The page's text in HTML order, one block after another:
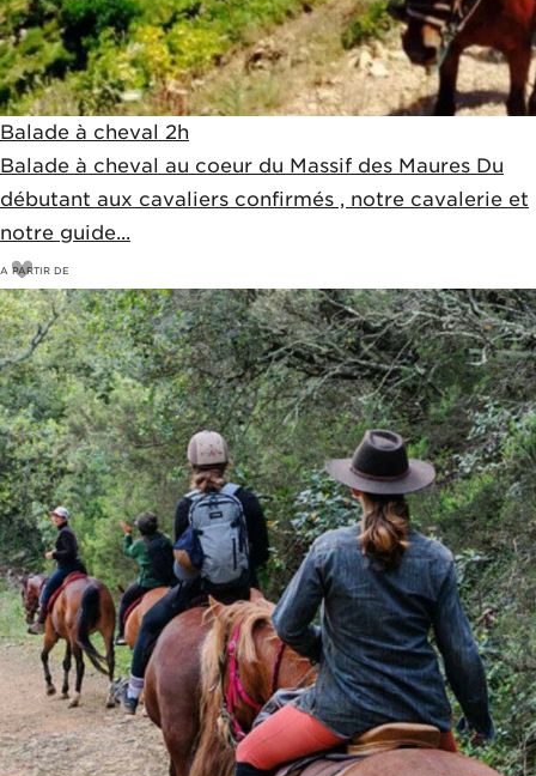
Balade à cheval 2h
Balade à cheval au coeur du Massif des Maures Du
débutant aux cavaliers confirmés , notre cavalerie et
notre guide...
A PARTIR DE
50€
55€